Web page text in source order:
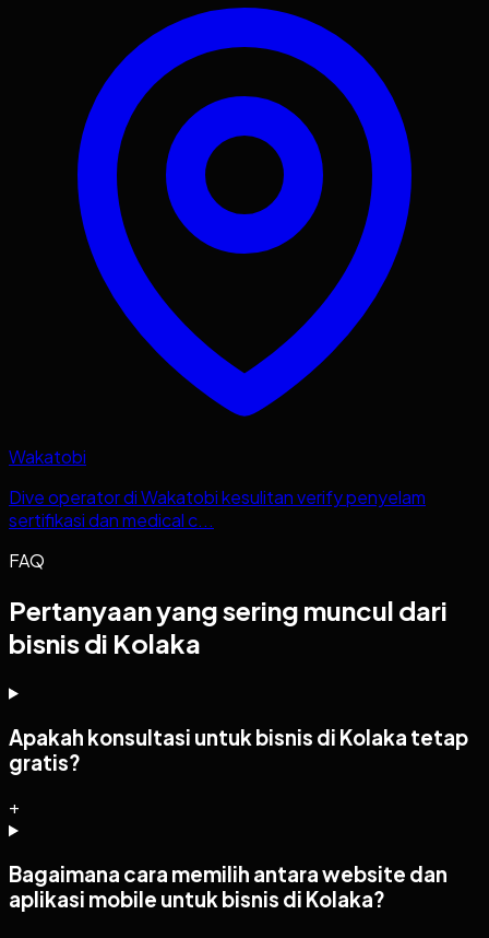
Wakatobi
Dive operator di Wakatobi kesulitan verify penyelam
sertifikasi dan medical c...
FAQ
Pertanyaan yang sering muncul dari
bisnis di Kolaka
Apakah konsultasi untuk bisnis di Kolaka tetap
gratis?
+
Bagaimana cara memilih antara website dan
aplikasi mobile untuk bisnis di Kolaka?